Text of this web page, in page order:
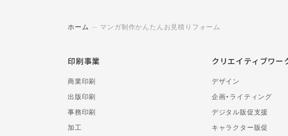
ホーム マンガ制作かんたんお見積りフォーム
印刷事業
商業印刷
出版印刷
事務印刷
加工
クリエイティブワー
デザイン
企画・ライティング
デジタル販促支援
キャラクター販促